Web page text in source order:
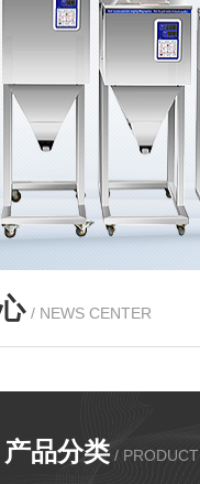
/ NEWS CENTER
产品分类 / PRODUCT